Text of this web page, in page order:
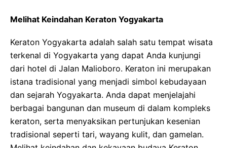
Melihat Keindahan Keraton Yogyakarta
Keraton Yogyakarta adalah salah satu tempat wisata
terkenal di Yogyakarta yang dapat Anda kunjungi
dari hotel di Jalan Malioboro. Keraton ini merupakan
istana tradisional yang menjadi simbol kebudayaan
dan sejarah Yogyakarta. Anda dapat menjelajahi
berbagai bangunan dan museum di dalam kompleks
keraton, serta menyaksikan pertunjukan kesenian
tradisional seperti tari, wayang kulit, dan gamelan.